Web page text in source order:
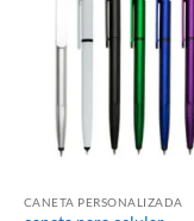
CANETA PERSONALIZADA